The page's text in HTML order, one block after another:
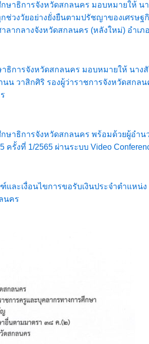
กษาธิการจังหวัดสกลนคร มอบหมายให้
งวัยอย่างยั่งยืนตามปรัชญาของเศรษฐ
ากลางจังหวัดสกลนคร (หลังใหม่) อำเภ
ธิการจังหวัดสกลนคร มอบหมายให้ นา
น วาสิกศิริ รองผู้ว่าราชการจังหวัดสก
กษาธิการจังหวัดสกลนคร พร้อมด้วยผู้
รั้งที่ 1/2565 ผ่านระบบ Video
ละเงื่อนไขการขอรับเงินประจำตำแห
นคร